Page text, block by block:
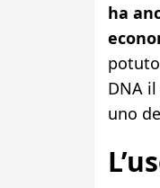
ha
DNA
uno